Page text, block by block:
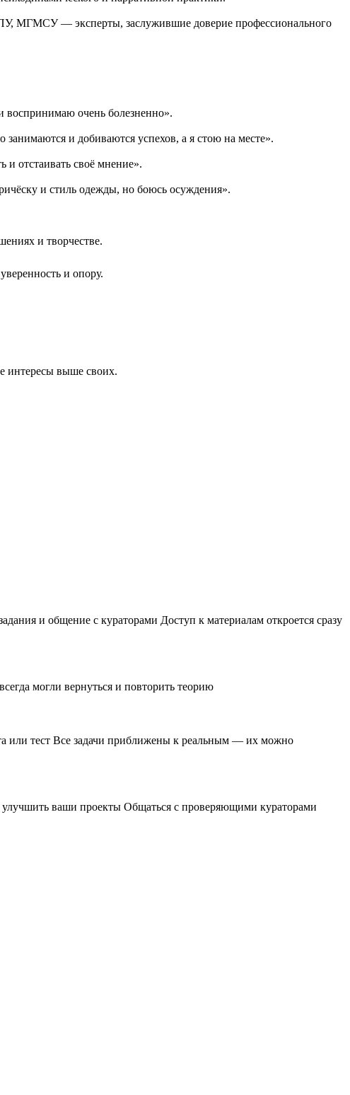
МГМСУ — эксперты, заслужившие доверие профессионального
воспринимаю очень болезненно».
и добиваются успехов, а я стою на месте».
отстаивать своё мнение».
и стиль одежды, но боюсь осуждения».
и творчестве.
и опору.
интересы выше своих.
и общение с кураторами Доступ к материалам откроется сразу
могли вернуться и повторить теорию
или тест Все задачи приближены к реальным — их можно
ваши проекты Общаться с проверяющими кураторами